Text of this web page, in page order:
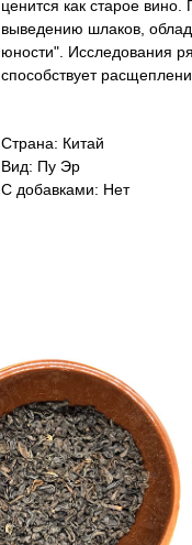
ценится как старое
выведению шлаков,
юности". Исследования
способствует
Страна: Китай
Вид: Пу Эр
С добавками: Нет